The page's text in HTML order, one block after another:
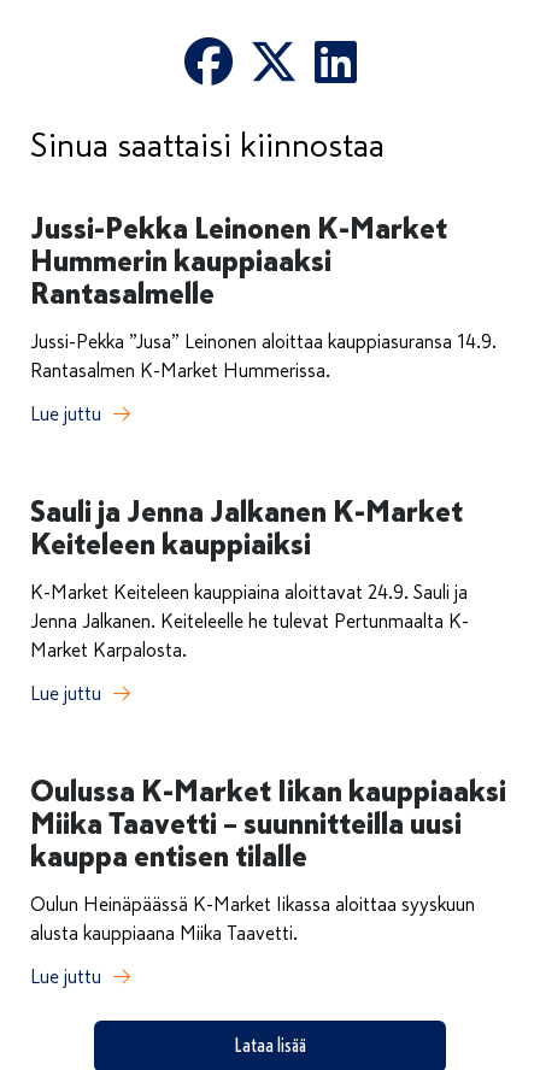
Sinua saattaisi kiinnostaa
Jussi-Pekka Leinonen K-Market
Hummerin kauppiaaksi
Rantasalmelle
Jussi-Pekka ”Jusa” Leinonen aloittaa kauppiasuransa 14.9.
Rantasalmen K-Market Hummerissa.
Lue juttu
Sauli ja Jenna Jalkanen K-Market
Keiteleen kauppiaiksi
K-Market Keiteleen kauppiaina aloittavat 24.9. Sauli ja
Jenna Jalkanen. Keiteleelle he tulevat Pertunmaalta K-
Market Karpalosta.
Lue juttu
Oulussa K-Market Iikan kauppiaaksi
Miika Taavetti – suunnitteilla uusi
kauppa entisen tilalle
Oulun Heinäpäässä K-Market Iikassa aloittaa syyskuun
alusta kauppiaana Miika Taavetti.
Lue juttu
Lataa lisää